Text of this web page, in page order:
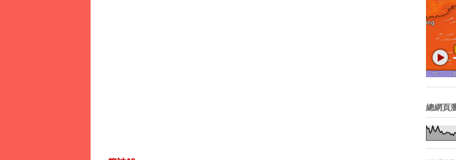
總網頁